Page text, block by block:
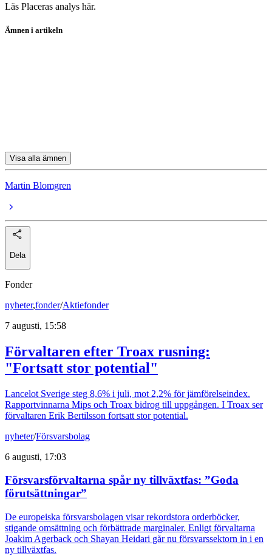
Läs Placeras analys här.
Ämnen i artikeln
Visa alla ämnen
Martin Blomgren
Dela
Fonder
nyheter,fonder/Aktiefonder
7 augusti, 15:58
Förvaltaren efter Troax rusning:
"Fortsatt stor potential"
Lancelot Sverige steg 8,6% i juli, mot 2,2% för jämförelseindex.
Rapportvinnarna Mips och Troax bidrog till uppgången. I Troax ser
förvaltaren Erik Bertilsson fortsatt stor potential.
nyheter/Försvarsbolag
6 augusti, 17:03
Försvarsförvaltarna spår ny tillväxtfas: ”Goda
förutsättningar”
De europeiska försvarsbolagen visar rekordstora orderböcker,
stigande omsättning och förbättrade marginaler. Enligt förvaltarna
Joakim Agerback och Shayan Heidari går nu försvarssektorn in i en
ny tillväxtfas.